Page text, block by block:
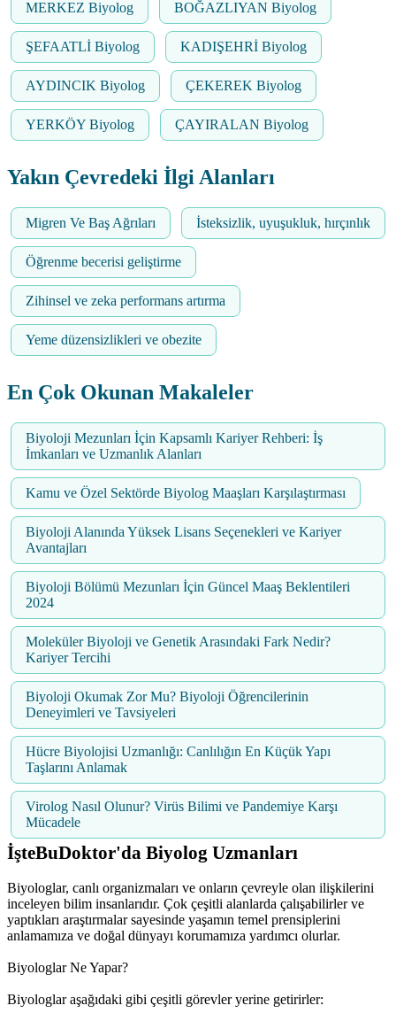
MERKEZ Biyolog BOĞAZLIYAN Biyolog
ŞEFAATLİ Biyolog KADIŞEHRİ Biyolog
AYDINCIK Biyolog ÇEKEREK Biyolog
YERKÖY Biyolog ÇAYIRALAN Biyolog
Yakın Çevredeki İlgi Alanları
Migren Ve Baş Ağrıları İsteksizlik, uyuşukluk, hırçınlık
Öğrenme becerisi geliştirme
Zihinsel ve zeka performans artırma
Yeme düzensizlikleri ve obezite
En Çok Okunan Makaleler
Biyoloji Mezunları İçin Kapsamlı Kariyer Rehberi: İş
İmkanları ve Uzmanlık Alanları
Kamu ve Özel Sektörde Biyolog Maaşları Karşılaştırması
Biyoloji Alanında Yüksek Lisans Seçenekleri ve Kariyer
Avantajları
Biyoloji Bölümü Mezunları İçin Güncel Maaş Beklentileri
2024
Moleküler Biyoloji ve Genetik Arasındaki Fark Nedir?
Kariyer Tercihi
Biyoloji Okumak Zor Mu? Biyoloji Öğrencilerinin
Deneyimleri ve Tavsiyeleri
Hücre Biyolojisi Uzmanlığı: Canlılığın En Küçük Yapı
Taşlarını Anlamak
Virolog Nasıl Olunur? Virüs Bilimi ve Pandemiye Karşı
Mücadele
İşteBuDoktor'da Biyolog Uzmanları
Biyologlar, canlı organizmaları ve onların çevreyle olan ilişkilerini
inceleyen bilim insanlarıdır. Çok çeşitli alanlarda çalışabilirler ve
yaptıkları araştırmalar sayesinde yaşamın temel prensiplerini
anlamamıza ve doğal dünyayı korumamıza yardımcı olurlar.
Biyologlar Ne Yapar?
Biyologlar aşağıdaki gibi çeşitli görevler yerine getirirler: